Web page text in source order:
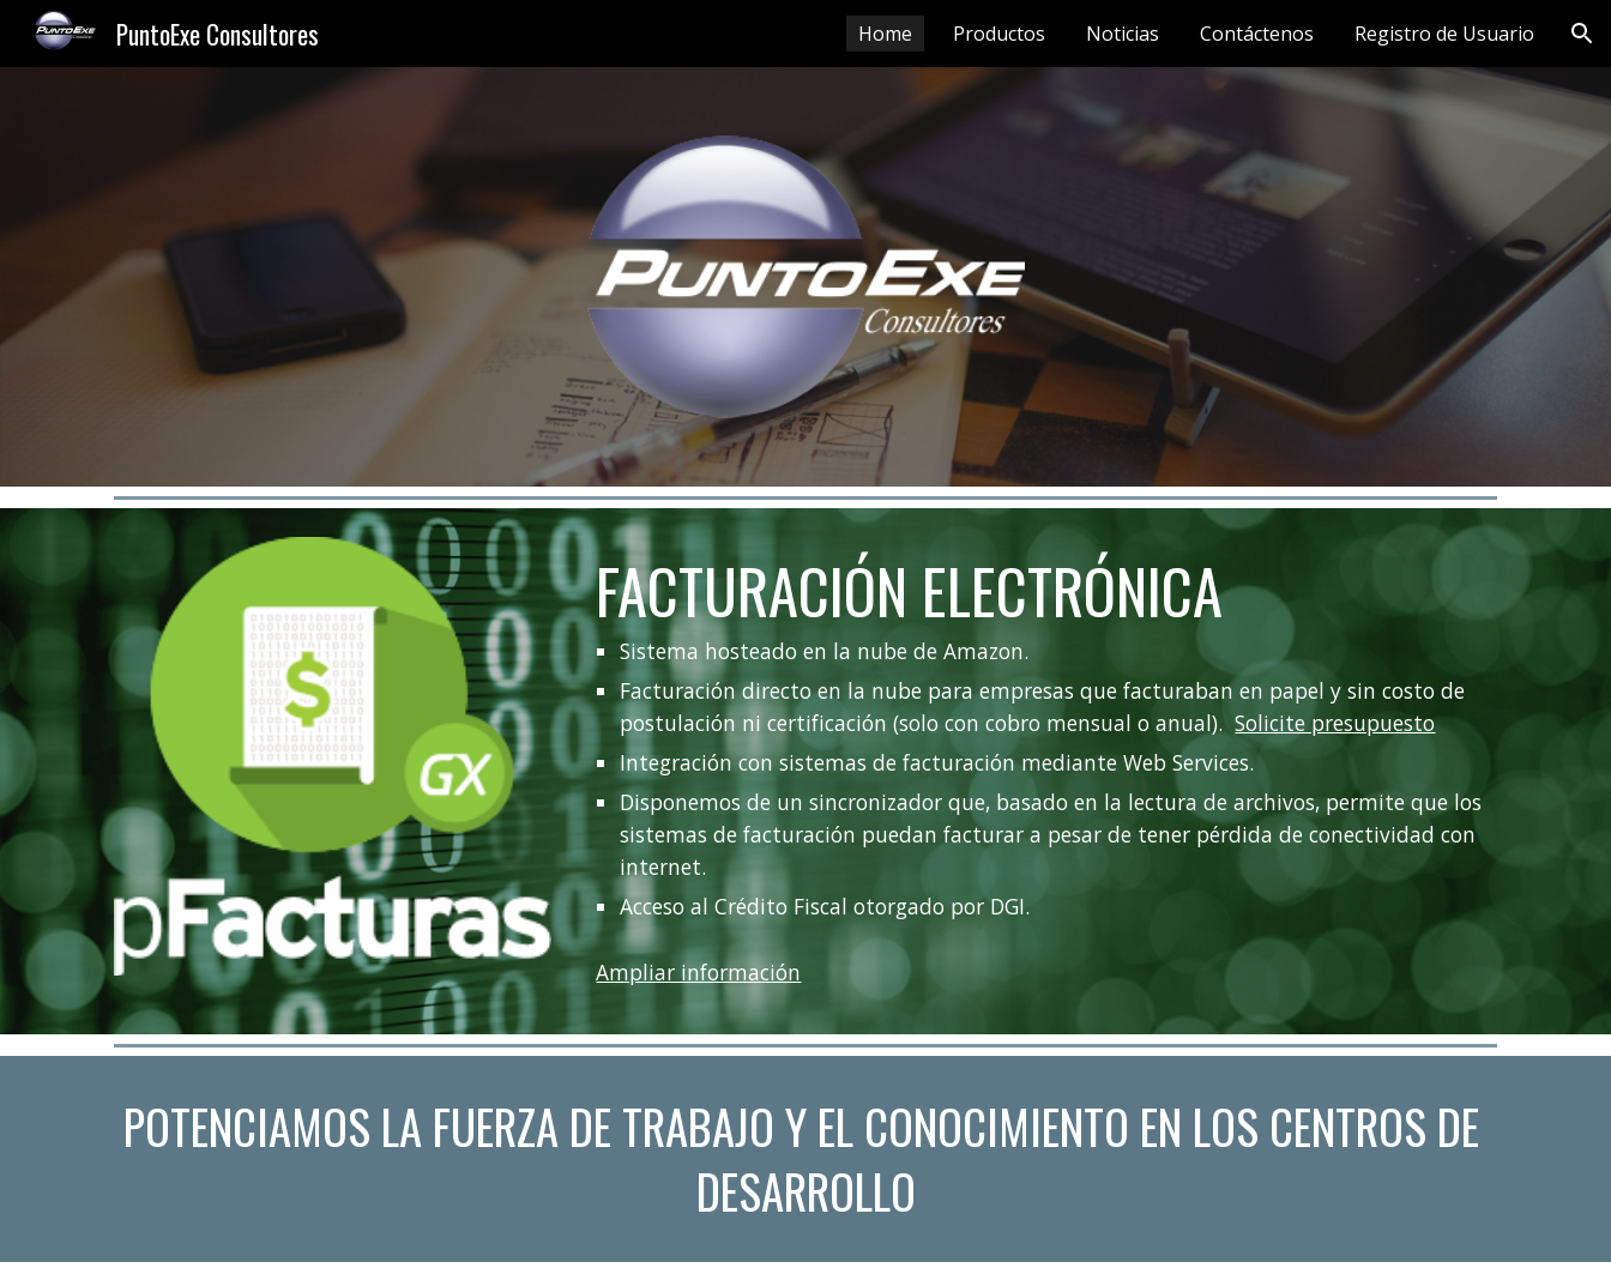
Skip to navigation
PuntoExe Consultores Home Productos Noticias Contáctenos Registro de Usuario
FACTURACIÓN ELECTRÓNICA
Sistema hosteado en la nube de Amazon.
Facturación directo en la nube para empresas que facturaban en papel y sin costo de
postulación ni certificación (solo con cobro mensual o anual). Solicite presupuesto
Integración con sistemas de facturación mediante Web Services.
Disponemos de un sincronizador que, basado en la lectura de archivos, permite que los
sistemas de facturación puedan facturar a pesar de tener pérdida de conectividad con
internet.
Acceso al Crédito Fiscal otorgado por DGI.
Ampliar información
POTENCIAMOS LA FUERZA DE TRABAJO Y EL CONOCIMIENTO EN LOS CENTROS DE
DESARROLLO